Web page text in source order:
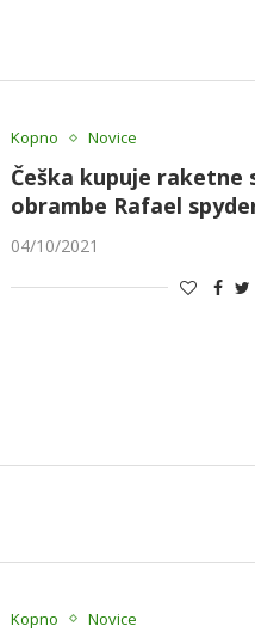
Kopno Novice
Češka kupuje raketne
obrambe Rafael
04/10/2021
Kopno Novice